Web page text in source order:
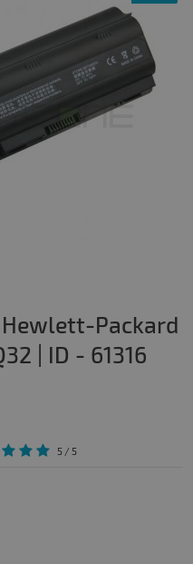
Hewlett-Packard
| ID - 61316
5/ 5